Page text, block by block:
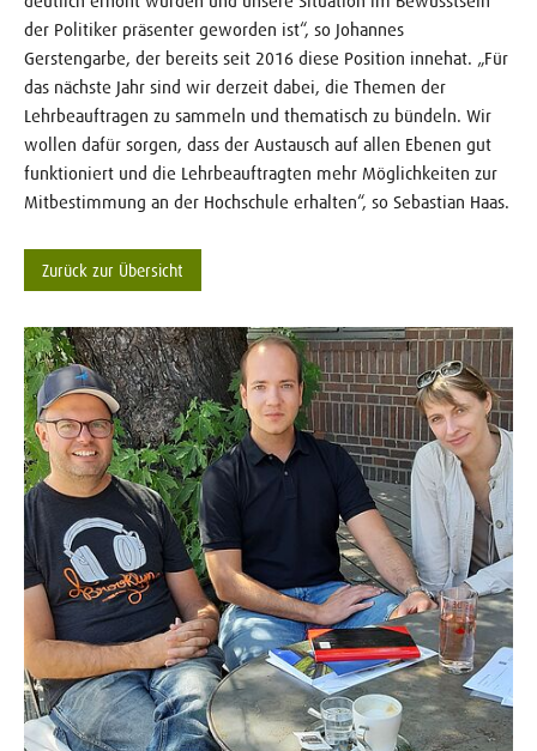
der Politiker präsenter geworden ist“, so Johannes
Gerstengarbe, der bereits seit 2016 diese Position innehat. „Für
das nächste Jahr sind wir derzeit dabei, die Themen der
Lehrbeauftragen zu sammeln und thematisch zu bündeln. Wir
wollen dafür sorgen, dass der Austausch auf allen Ebenen gut
funktioniert und die Lehrbeauftragten mehr Möglichkeiten zur
Mitbestimmung an der Hochschule erhalten“, so Sebastian Haas.
Zurück zur Übersicht